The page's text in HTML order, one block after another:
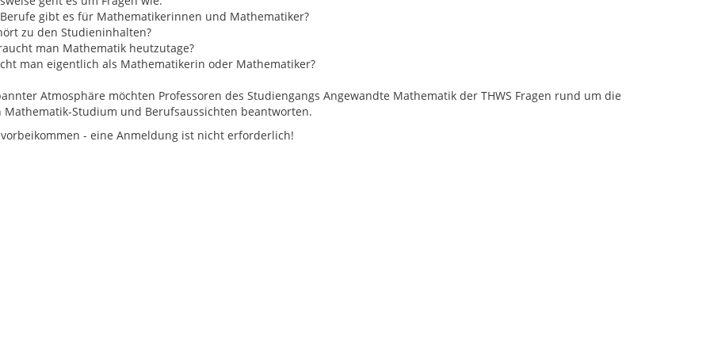
gibt es für Mathematikerinnen und Mathematiker?
zu den Studieninhalten?
man Mathematik heutzutage?
man eigentlich als Mathematikerin oder Mathematiker?
Atmosphäre möchten Professoren des Studiengangs Angewandte Mathematik der THWS Fragen rund um die
Mathematik-Studium und Berufsaussichten beantworten.
- eine Anmeldung ist nicht erforderlich!